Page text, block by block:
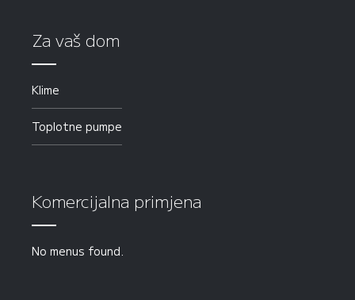
Za vaš dom
Klime
Toplotne pumpe
Komercijalna primjena
No menus found.